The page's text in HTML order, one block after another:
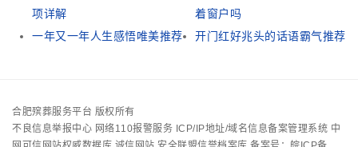
项详解
着窗户吗
一年又一年人生感悟唯美推荐
开门红好兆头的话语霸气推荐
合肥殡葬服务平台 版权所有
不良信息举报中心 网络110报警服务 ICP/IP地址/域名信息备案管理系统 中